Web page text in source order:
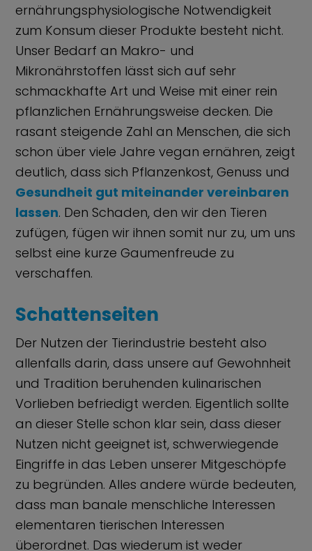
ernährungsphysiologische Notwendigkeit
zum Konsum dieser Produkte besteht nicht.
Unser Bedarf an Makro- und
Mikronährstoffen lässt sich auf sehr
schmackhafte Art und Weise mit einer rein
pflanzlichen Ernährungsweise decken. Die
rasant steigende Zahl an Menschen, die sich
schon über viele Jahre vegan ernähren, zeigt
deutlich, dass sich Pflanzenkost, Genuss und
Gesundheit gut miteinander vereinbaren
lassen. Den Schaden, den wir den Tieren
zufügen, fügen wir ihnen somit nur zu, um uns
selbst eine kurze Gaumenfreude zu
verschaffen.
Schattenseiten
Der Nutzen der Tierindustrie besteht also
allenfalls darin, dass unsere auf Gewohnheit
und Tradition beruhenden kulinarischen
Vorlieben befriedigt werden. Eigentlich sollte
an dieser Stelle schon klar sein, dass dieser
Nutzen nicht geeignet ist, schwerwiegende
Eingriffe in das Leben unserer Mitgeschöpfe
zu begründen. Alles andere würde bedeuten,
dass man banale menschliche Interessen
elementaren tierischen Interessen
überordnet. Das wiederum ist weder